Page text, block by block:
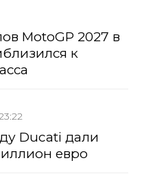
MotoGP 2027 в
к
Ducati дали
евро